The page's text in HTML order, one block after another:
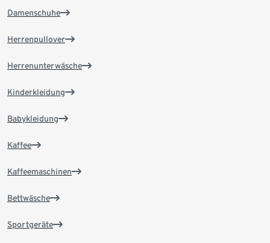
Damenschuhe
Herrenpullover
Herrenunterwäsche
Kinderkleidung
Babykleidung
Kaffee
Kaffeemaschinen
Bettwäsche
Sportgeräte